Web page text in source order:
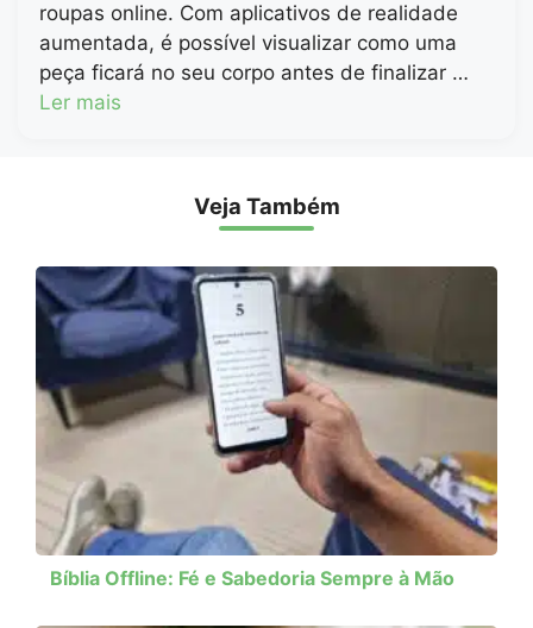
roupas online. Com aplicativos de realidade
aumentada, é possível visualizar como uma
peça ficará no seu corpo antes de finalizar …
Ler mais
Veja Também
Bíblia Offline: Fé e Sabedoria Sempre à Mão